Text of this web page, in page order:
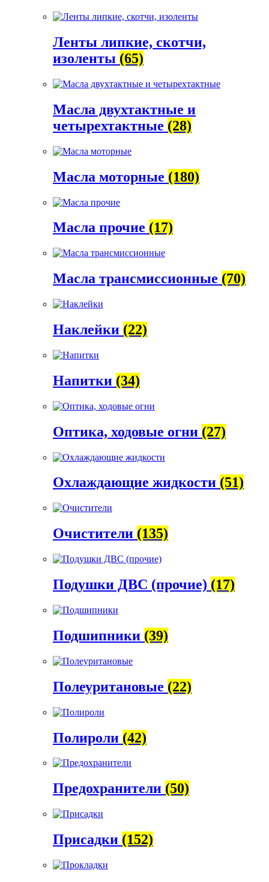
Ленты липкие, скотчи,
изоленты (65)
Масла двухтактные и
четырехтактные (28)
Масла моторные (180)
Масла прочие (17)
Масла трансмиссионные (70)
Наклейки (22)
Напитки (34)
Оптика, ходовые огни (27)
Охлаждающие жидкости (51)
Очистители (135)
Подушки ДВС (прочие) (17)
Подшипники (39)
Полеуритановые (22)
Полироли (42)
Предохранители (50)
Присадки (152)